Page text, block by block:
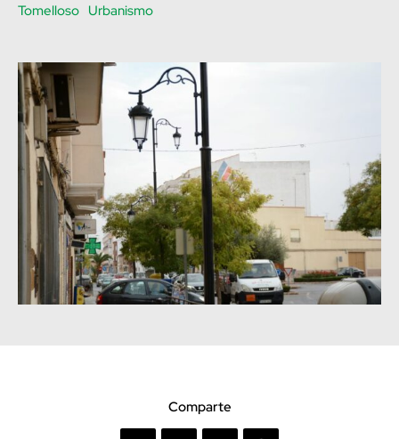
Tomelloso Urbanismo
Comparte